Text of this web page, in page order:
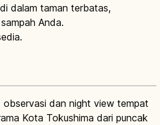
dalam taman terbatas,
Anda.
dan night view tempat
Kota Tokushima dari puncak